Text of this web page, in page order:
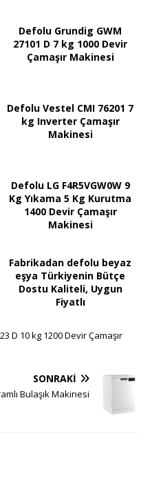
Defolu Grundig GWM
27101 D 7 kg 1000 Devir
Çamaşır Makinesi
Defolu Vestel CMI 76201 7
kg Inverter Çamaşır
Makinesi
Defolu LG F4R5VGW0W 9
Kg Yıkama 5 Kg Kurutma
1400 Devir Çamaşır
Makinesi
Fabrikadan defolu beyaz
eşya Türkiyenin Bütçe
Dostu Kaliteli, Uygun
Fiyatlı
D 10 kg 1200 Devir Çamaşır
SONRAKI
Bulaşık Makinesi